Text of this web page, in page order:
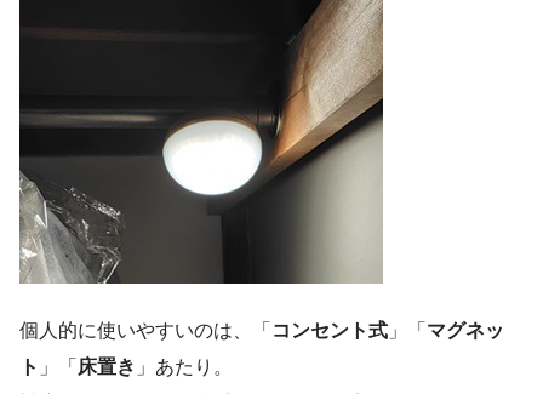
個人的に使いやすいのは、「 コンセント式 」「 マグネッ
ト 」「 床置き 」あたり。